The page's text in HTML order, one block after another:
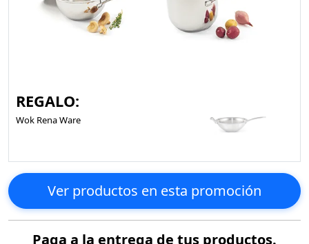
REGALO:
Wok Rena Ware
Ver productos en esta promoción
Paga a la entrega de tus productos.